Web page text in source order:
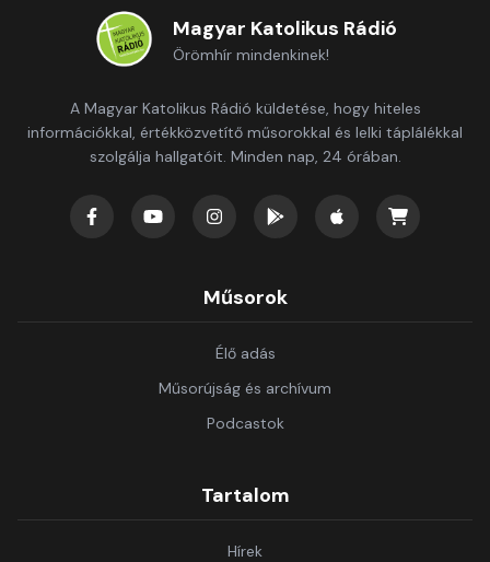
Magyar Katolikus Rádió
Örömhír mindenkinek!
A Magyar Katolikus Rádió küldetése, hogy hiteles
információkkal, értékközvetítő műsorokkal és lelki táplálékkal
szolgálja hallgatóit. Minden nap, 24 órában.
Műsorok
Élő adás
Műsorújság és archívum
Podcastok
Tartalom
Hírek